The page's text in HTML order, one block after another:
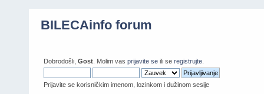
BILECAinfo forum
Dobrodošli, Gost . Molim vas prijavite se ili se registrujte
Prijavite se korisničkim imenom, lozinkom i dužinom sesije